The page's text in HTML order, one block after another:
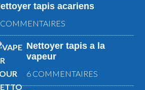
tapis acariens
Nettoyer tapis a la
vapeur
6 COMMENTAIRES